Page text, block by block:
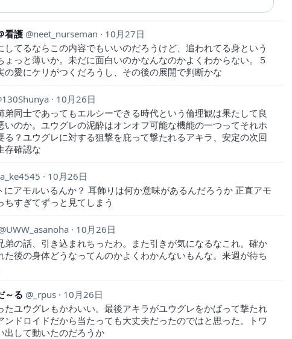
看護 neet_nurseman
10月27日
してるならこの内容でもいいのだろうけど、追われてる身という
ょっと薄いか。未だに面白いのかなんなのかよくわからない。５
の愛にケリがつくだろうし、その後の展開で判断かな
130Shunya
10月26日
弟同士であってもエルシーできる時代という倫理観は果たして良
いのか。ユウグレの泥酔はオンオフ可能な機能の一つってそれホ
る？ユウグレに対する狙撃を庇って撃たれるアキラ、安定の次回
存確認な
10月26日
にアモルいるんか？ 耳飾りは何か意味があるんだろうか 正直アモ
ちすぎてずっと見てしまう
UWW_asanoha
10月26日
弟の話、引き込まれちったわ。また引きが気になるなこれ。確か
た後の身体どうなってんのかよくわかんないもんな。来週が待ち
～る _rpus
10月26日
たユウグレもかわいい。最後アキラがユウグレをかばって撃たれ
ンドロイドだから当たっても大丈夫だったのではと思った。トワ
出して動いたのだろうか